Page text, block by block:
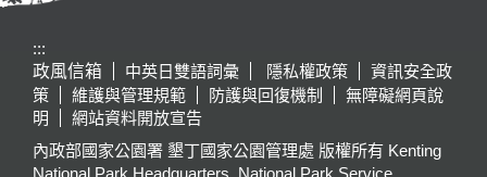
:::
政風信箱
中英日雙語詞彙 隱私權政策
資訊安全政
策
維護與管理規範 防護與回復機制
無障礙網頁說
明
網站資料開放宣告
內政部國家公園署 墾丁國家公園管理處 版權所有 Kenting
National Park Headquarters, National Park Service,